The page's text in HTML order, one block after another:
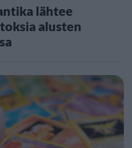
lähtee
alusten